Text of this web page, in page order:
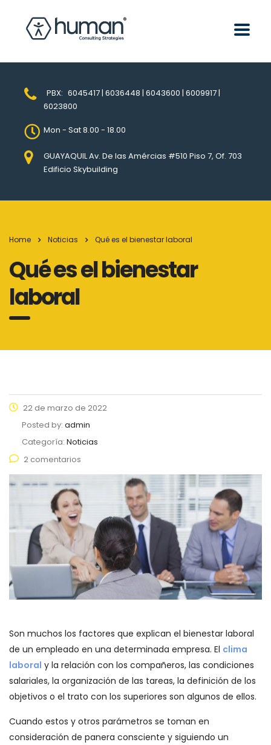
PBX: 6045417 | 6036448 | 6043600 | 6009917 |
6023800
Mon - Sat 8.00 - 18.00
GUAYAQUIL Av. De las Amércias #510 Piso 7, Of. 703
Edificio Skybuilding
Home Noticias Qué es el bienestar laboral
Qué es el bienestar
laboral
22 de marzo de 2022
Posted by: admin
Categoría: Noticias
2 comentarios
Son muchos los factores que explican el bienestar laboral
de un empleado en una determinada empresa. El clima
laboral y la relación con los compañeros, las condiciones
salariales, la organización de las tareas, la definición de los
objetivos o el trato con los superiores son algunos de ellos.
Cuando estos y otros parámetros se toman en
consideración de panera consciente y siguiendo un